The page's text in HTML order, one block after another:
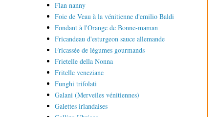
Flan nanny
Foie de Veau à la vénitienne d'emilio Baldi
Fondant à l'Orange de Bonne-maman
Fricandeau d'esturgeon sauce allemande
Fricassée de légumes gourmands
Frietelle della Nonna
Fritelle veneziane
Funghi trifolati
Galani (Merveiles vénitiennes)
Galettes irlandaises